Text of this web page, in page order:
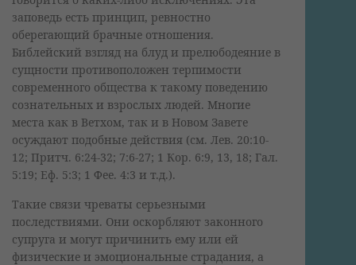
заповедь есть принцип, ревностно
оберегающий брачные отношения.
Библейский взгляд на блуд и прелюбодеяние в
сущности противоположен терпимости
современного общества к такому поведению
сознательных и взрослых людей. Многие
места как в Ветхом, так и в Новом Завете
осуждают подобные действия (см. Лев. 20:10-
12; Притч. 6:24-32; 7:6-27; 1 Кор. 6:9, 13, 18; Гал.
5:19; Еф. 5:3; 1 Фее. 4:3 и т.д.).
Такие связи чреваты серьезными
последствиями. Они оскорбляют законного
супруга и могут причинить ему или ей
физические и эмоциональные страдания, а